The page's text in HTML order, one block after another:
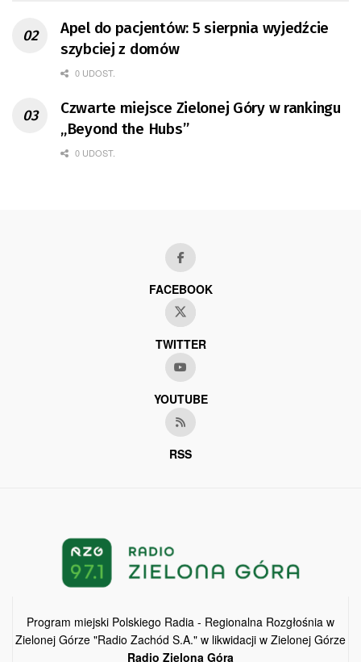
Apel do pacjentów: 5 sierpnia wyjedźcie
szybciej z domów
0 UDOST.
Czwarte miejsce Zielonej Góry w rankingu
„Beyond the Hubs”
0 UDOST.
FACEBOOK
TWITTER
YOUTUBE
RSS
Program miejski Polskiego Radia - Regionalna Rozgłośnia w
Zielonej Górze "Radio Zachód S.A." w likwidacji w Zielonej Górze
Radio Zielona Góra